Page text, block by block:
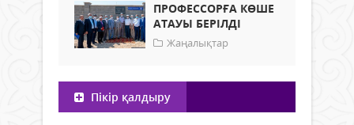
ПРОФЕССОРҒА КӨШЕ
АТАУЫ БЕРІЛДІ
Жаңалықтар
Пікір қалдыру